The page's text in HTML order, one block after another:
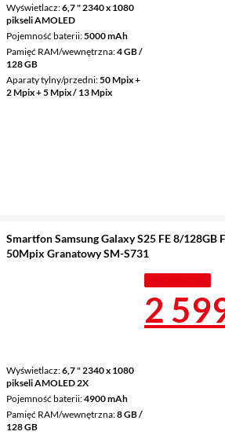
Wyświetlacz 6,7 " 2340 x 1080
pikseli AMOLED
Pojemność baterii 5000 mAh
Pamięć RAM/wewnętrzna 4 GB /
128 GB
Aparaty tylny/przedni 50 Mpix +
2 Mpix + 5 Mpix / 13 Mpix
Smartfon Samsung Galaxy S25 FE 8/128GB
50Mpix Granatowy SM-S731
Wyświetlacz 6,7 " 2340 x 1080
pikseli AMOLED 2X
Pojemność baterii 4900 mAh
Pamięć RAM/wewnętrzna 8 GB /
128 GB
2